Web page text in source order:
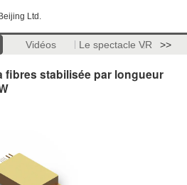
Ltd.
Vidéos Le spectacle VR >>
fibres stabilisée par longueur